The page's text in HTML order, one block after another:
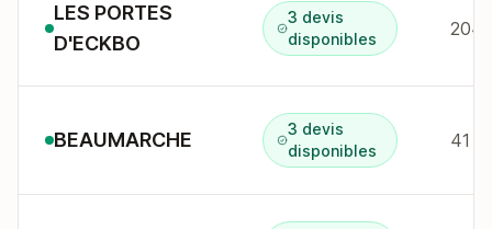
LES PORTES
D'ECKBO
3 devis
disponibles
204
BEAUMARCHE
3 devis
disponibles
41 r